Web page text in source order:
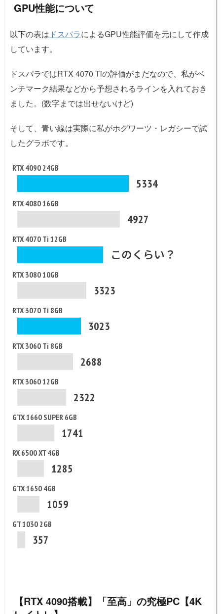
GPU性能について
以下の表は ドスパラによるGPU性能評価を元にして作成
しています。
ドスパラではRTX 4070 Tiの評価がまだなので、私がベ
ンチマーク結果などから予想されるラインを入れておき
ました。(数字までは出せないけど)
そして、青い線は実際に私がホグワーツ・レガシーで試
したグラボです。
RTX 4090 24GB
5334
RTX 4080 16GB
4927
RTX 4070 Ti 12GB
このくらい？
RTX 3080 10GB
3323
RTX 3070 Ti 8GB
3023
RTX 3060 Ti 8GB
2688
RTX 3060 12GB
2322
GTX 1660 SUPER 6GB
1741
RX 6500 XT 4GB
1285
GTX 1650 4GB
1059
GT 1030 2GB
357
【RTX 4090搭載】「至高」の究極PC【4K